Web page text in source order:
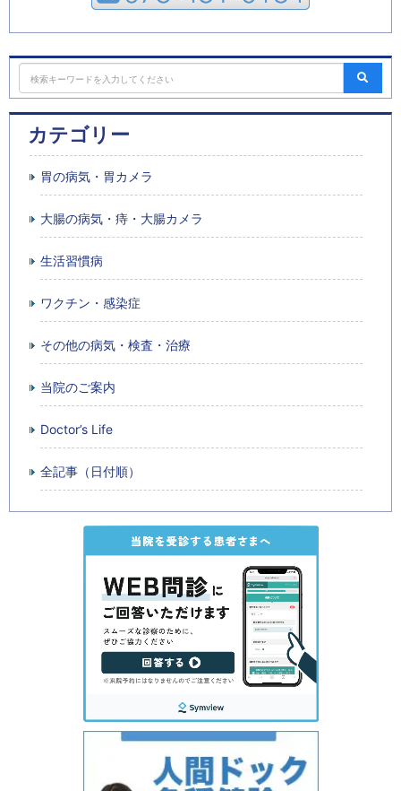
カテゴリー
胃の病気・胃カメラ
大腸の病気・痔・大腸カメラ
生活習慣病
ワクチン・感染症
その他の病気・検査・治療
当院のご案内
Doctor’s Life
全記事（日付順）